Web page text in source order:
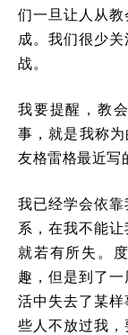
们一旦让人从
成。我们很少
战。
我要提醒，教
事，就是我称
友格雷格最近写
我已经学会依
系，在我不能
就若有所失。
趣，但是到了
活中失去了某
些人不放过我